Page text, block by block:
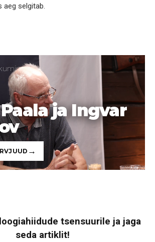
aeg selgitab.
ja Ingvar
tsensuurile ja jaga
seda artiklit!